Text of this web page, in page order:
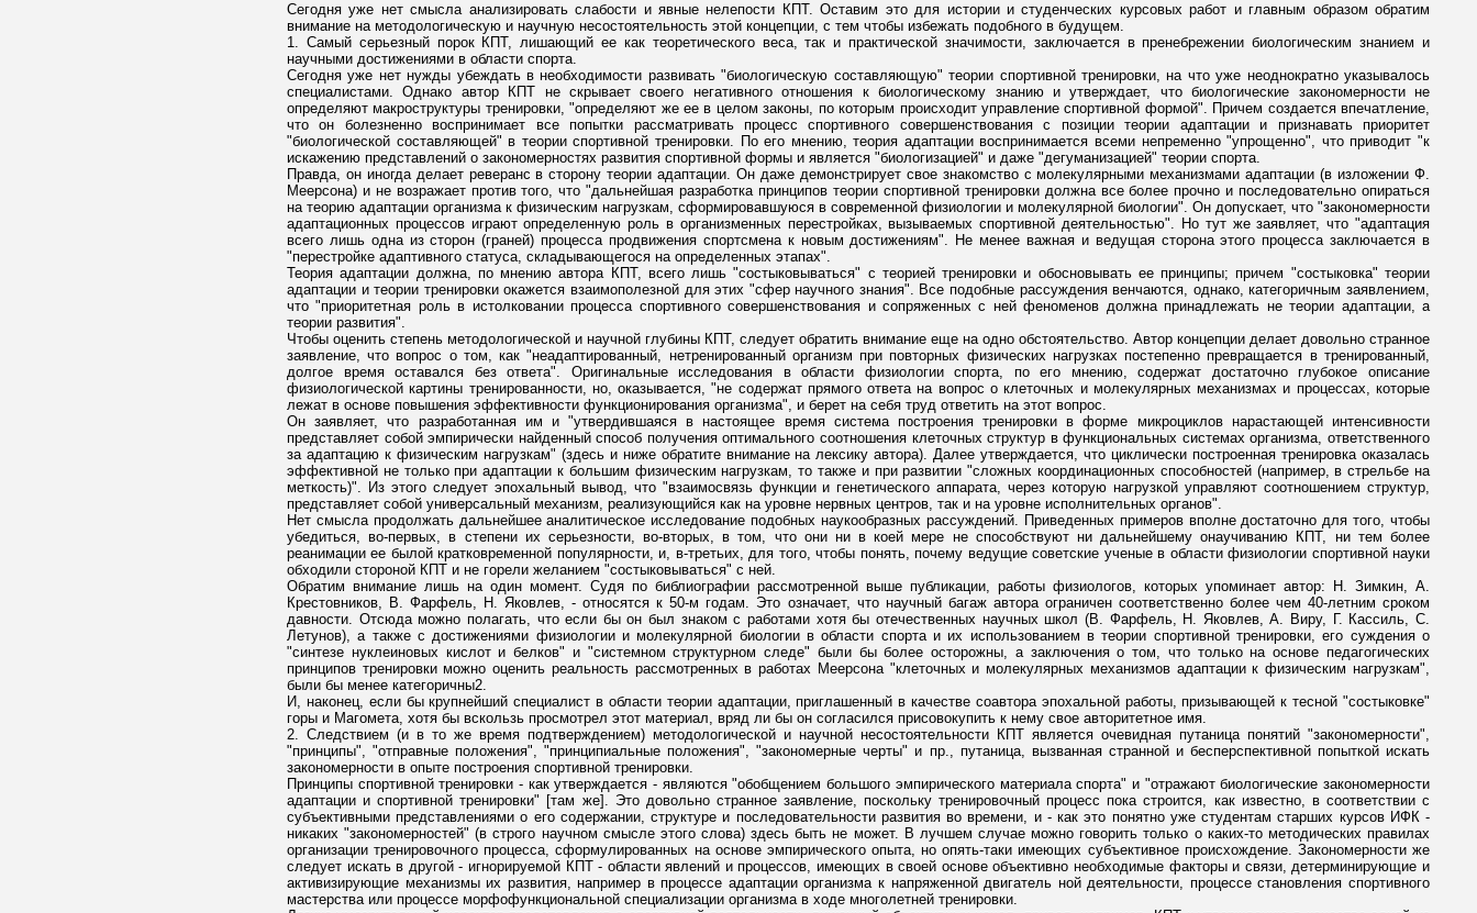
Сегодня уже нет смысла анализировать слабости и явные нелепости КПТ. Оставим это для истории и студенческих курсовых работ и главным образом обратим
внимание на методологическую и научную несостоятельность этой концепции, с тем чтобы избежать подобного в будущем.
1. Самый серьезный порок КПТ, лишающий ее как теоретического веса, так и практической значимости, заключается в пренебрежении биологическим знанием и
научными достижениями в области спорта.
Сегодня уже нет нужды убеждать в необходимости развивать "биологическую составляющую" теории спортивной тренировки, на что уже неоднократно указывалось
специалистами. Однако автор КПТ не скрывает своего негативного отношения к биологическому знанию и утверждает, что биологические закономерности не
определяют макроструктуры тренировки, "определяют же ее в целом законы, по которым происходит управление спортивной формой". Причем создается впечатление,
что он болезненно воспринимает все попытки рассматривать процесс спортивного совершенствования с позиции теории адаптации и признавать приоритет
"биологической составляющей" в теории спортивной тренировки. По его мнению, теория адаптации воспринимается всеми непременно "упрощенно", что приводит "к
искажению представлений о закономерностях развития спортивной формы и является "биологизацией" и даже "дегуманизацией" теории спорта.
Правда, он иногда делает реверанс в сторону теории адаптации. Он даже демонстрирует свое знакомство с молекулярными механизмами адаптации (в изложении Ф.
Меерсона) и не возражает против того, что "дальнейшая разработка принципов теории спортивной тренировки должна все более прочно и последовательно опираться
на теорию адаптации организма к физическим нагрузкам, сформировавшуюся в современной физиологии и молекулярной биологии". Он допускает, что "закономерности
адаптационных процессов играют определенную роль в организменных перестройках, вызываемых спортивной деятельностью". Но тут же заявляет, что "адаптация
всего лишь одна из сторон (граней) процесса продвижения спортсмена к новым достижениям". Не менее важная и ведущая сторона этого процесса заключается в
"перестройке адаптивного статуса, складывающегося на определенных этапах".
Теория адаптации должна, по мнению автора КПТ, всего лишь "состыковываться" с теорией тренировки и обосновывать ее принципы; причем "состыковка" теории
адаптации и теории тренировки окажется взаимополезной для этих "сфер научного знания". Все подобные рассуждения венчаются, однако, категоричным заявлением,
что "приоритетная роль в истолковании процесса спортивного совершенствования и сопряженных с ней феноменов должна принадлежать не теории адаптации, а
теории развития".
Чтобы оценить степень методологической и научной глубины КПТ, следует обратить внимание еще на одно обстоятельство. Автор концепции делает довольно странное
заявление, что вопрос о том, как "неадаптированный, нетренированный организм при повторных физических нагрузках постепенно превращается в тренированный,
долгое время оставался без ответа". Оригинальные исследования в области физиологии спорта, по его мнению, содержат достаточно глубокое описание
физиологической картины тренированности, но, оказывается, "не содержат прямого ответа на вопрос о клеточных и молекулярных механизмах и процессах, которые
лежат в основе повышения эффективности функционирования организма", и берет на себя труд ответить на этот вопрос.
Он заявляет, что разработанная им и "утвердившаяся в настоящее время система построения тренировки в форме микроциклов нарастающей интенсивности
представляет собой эмпирически найденный способ получения оптимального соотношения клеточных структур в функциональных системах организма, ответственного
за адаптацию к физическим нагрузкам" (здесь и ниже обратите внимание на лексику автора). Далее утверждается, что циклически построенная тренировка оказалась
эффективной не только при адаптации к большим физическим нагрузкам, то также и при развитии "сложных координационных способностей (например, в стрельбе на
меткость)". Из этого следует эпохальный вывод, что "взаимосвязь функции и генетического аппарата, через которую нагрузкой управляют соотношением структур,
представляет собой универсальный механизм, реализующийся как на уровне нервных центров, так и на уровне исполнительных органов".
Нет смысла продолжать дальнейшее аналитическое исследование подобных наукообразных рассуждений. Приведенных примеров вполне достаточно для того, чтобы
убедиться, во-первых, в степени их серьезности, во-вторых, в том, что они ни в коей мере не способствуют ни дальнейшему онаучиванию КПТ, ни тем более
реанимации ее былой кратковременной популярности, и, в-третьих, для того, чтобы понять, почему ведущие советские ученые в области физиологии спортивной науки
обходили стороной КПТ и не горели желанием "состыковываться" с ней.
Обратим внимание лишь на один момент. Судя по библиографии рассмотренной выше публикации, работы физиологов, которых упоминает автор: Н. Зимкин, А.
Крестовников, В. Фарфель, Н. Яковлев, - относятся к 50-м годам. Это означает, что научный багаж автора ограничен соответственно более чем 40-летним сроком
давности. Отсюда можно полагать, что если бы он был знаком с работами хотя бы отечественных научных школ (В. Фарфель, Н. Яковлев, А. Виру, Г. Кассиль, С.
Летунов), а также с достижениями физиологии и молекулярной биологии в области спорта и их использованием в теории спортивной тренировки, его суждения о
"синтезе нуклеиновых кислот и белков" и "системном структурном следе" были бы более осторожны, а заключения о том, что только на основе педагогических
принципов тренировки можно оценить реальность рассмотренных в работах Меерсона "клеточных и молекулярных механизмов адаптации к физическим нагрузкам",
были бы менее категоричны2.
И, наконец, если бы крупнейший специалист в области теории адаптации, приглашенный в качестве соавтора эпохальной работы, призывающей к тесной "состыковке"
горы и Магомета, хотя бы вскользь просмотрел этот материал, вряд ли бы он согласился присовокупить к нему свое авторитетное имя.
2. Следствием (и в то же время подтверждением) методологической и научной несостоятельности КПТ является очевидная путаница понятий "закономерности",
"принципы", "отправные положения", "принципиальные положения", "закономерные черты" и пр., путаница, вызванная странной и бесперспективной попыткой искать
закономерности в опыте построения спортивной тренировки.
Принципы спортивной тренировки - как утверждается - являются "обобщением большого эмпирического материала спорта" и "отражают биологические закономерности
адаптации и спортивной тренировки" [там же]. Это довольно странное заявление, поскольку тренировочный процесс пока строится, как известно, в соответствии с
субъективными представлениями о его содержании, структуре и последовательности развития во времени, и - как это понятно уже студентам старших курсов ИФК -
никаких "закономерностей" (в строго научном смысле этого слова) здесь быть не может. В лучшем случае можно говорить только о каких-то методических правилах
организации тренировочного процесса, сформулированных на основе эмпирического опыта, но опять-таки имеющих субъективное происхождение. Закономерности же
следует искать в другой - игнорируемой КПТ - области явлений и процессов, имеющих в своей основе объективно необходимые факторы и связи, детерминирующие и
активизирующие механизмы их развития, например в процессе адаптации организма к напряженной двигатель ной деятельности, процессе становления спортивного
мастерства или процессе морфофункциональной специализации организма в ходе многолетней тренировки.